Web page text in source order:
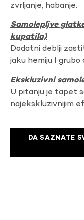
zvrljanje, habanje.
Samolepljve
kupatila)
Dodatni deblji
jaku hemiju I grubo
Ekskluzivni
U pitanju je tapet
najekskluzivnijim
DA SAZNATE